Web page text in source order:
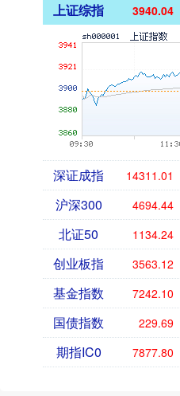
上证综指 3940.04
深证成指 14311.01
沪深300 4694.44
北证50 1134.24
创业板指 3563.12
基金指数 7242.10
国债指数 229.69
期指IC0 7877.80